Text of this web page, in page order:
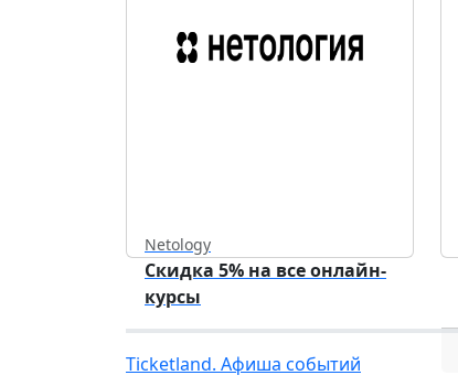
Netology
Скидка 5% на все онлайн-
курсы
Ticketland. Афиша событий